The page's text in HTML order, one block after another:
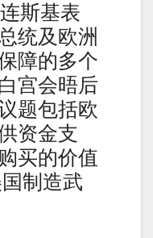
斯基表
统及欧洲
障的多个
宫会晤后
题包括欧
资金支
买的价值
制造武